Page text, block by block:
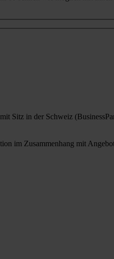
Sitz in der Schweiz
im Zusammenhang mit